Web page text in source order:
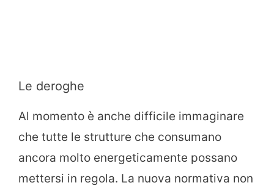
Le deroghe
Al momento è anche difficile immaginare
che tutte le strutture che consumano
ancora molto energeticamente possano
mettersi in regola. La nuova normativa non